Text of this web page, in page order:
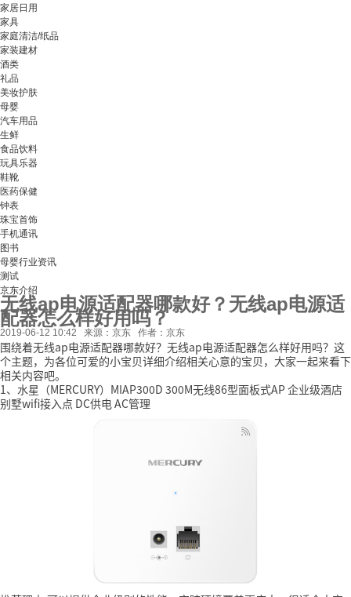
家居日用
家具
家庭清洁/纸品
家装建材
酒类
礼品
美妆护肤
母婴
汽车用品
生鲜
食品饮料
玩具乐器
鞋靴
医药保健
钟表
珠宝首饰
手机通讯
图书
母婴行业资讯
测试
京东介绍
无线ap电源适配器哪款好？无线ap电源适
配器怎么样好用吗？
2019-06-12 10:42 来源：京东 作者：京东
围绕着无线ap电源适配器哪款好？无线ap电源适配器怎么样好用吗？这
个主题，为各位可爱的小宝贝详细介绍相关心意的宝贝，大家一起来看下
相关内容吧。
1、水星（MERCURY）MIAP300D 300M无线86型面板式AP 企业级酒店
别墅wifi接入点 DC供电 AC管理